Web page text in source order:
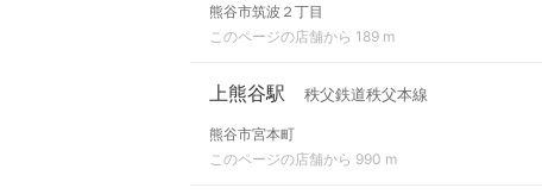
熊谷市筑波２丁目
このページの店舗から 189 m
上熊谷駅 秩父鉄道秩父本線
熊谷市宮本町
このページの店舗から 990 m